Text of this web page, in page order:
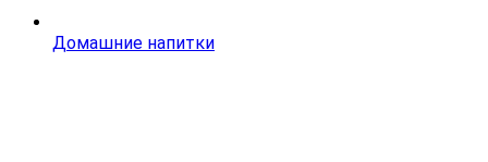
Домашние напитки